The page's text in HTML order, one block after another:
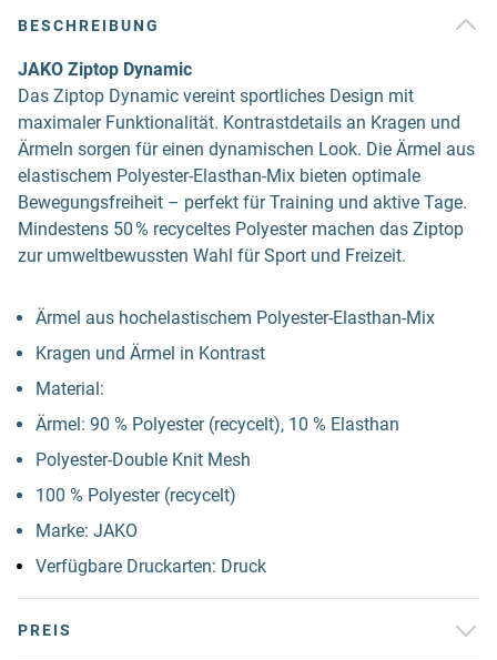
BESCHREIBUNG
JAKO Ziptop Dynamic
Das Ziptop Dynamic vereint sportliches Design mit
maximaler Funktionalität. Kontrastdetails an Kragen und
Ärmeln sorgen für einen dynamischen Look. Die Ärmel aus
elastischem Polyester-Elasthan-Mix bieten optimale
Bewegungsfreiheit – perfekt für Training und aktive Tage.
Mindestens 50 % recyceltes Polyester machen das Ziptop
zur umweltbewussten Wahl für Sport und Freizeit.
Ärmel aus hochelastischem Polyester-Elasthan-Mix
Kragen und Ärmel in Kontrast
Material:
Ärmel: 90 % Polyester (recycelt), 10 % Elasthan
Polyester-Double Knit Mesh
100 % Polyester (recycelt)
Marke: JAKO
Verfügbare Druckarten: Druck
PREIS